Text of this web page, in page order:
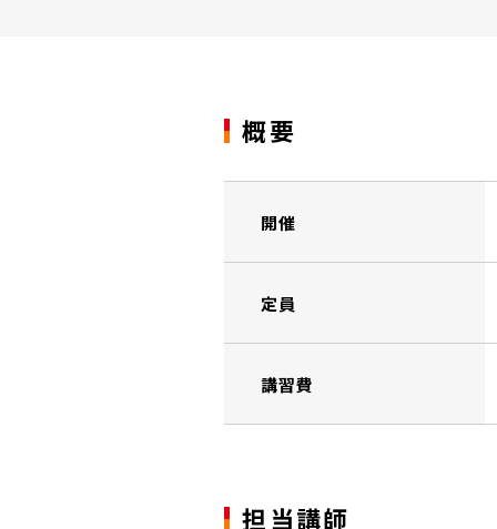
概要
開催
定員
講習費
担当講師